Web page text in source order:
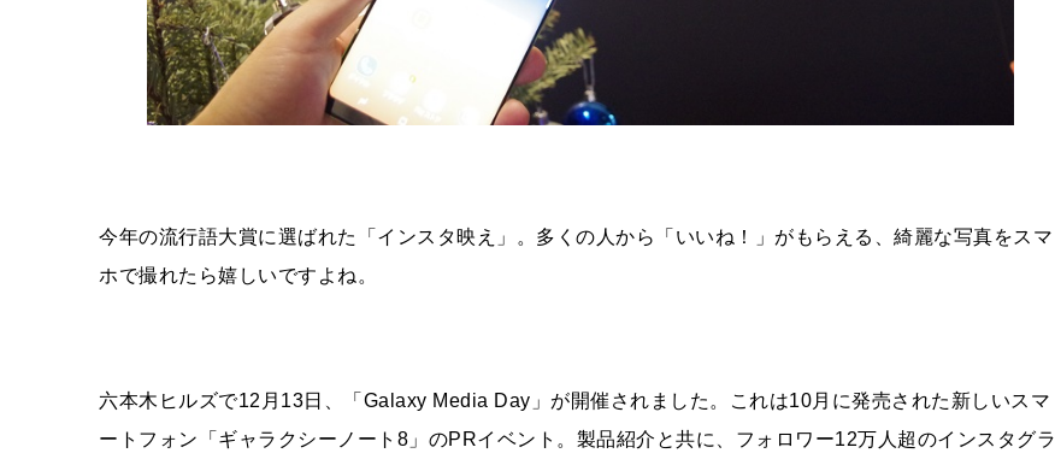
今年の流行語大賞に選ばれた「インスタ映え」。多くの人から「いいね！」がもらえる、綺麗な写真をスマ
ホで撮れたら嬉しいですよね。
六本木ヒルズで12月13日、「Galaxy Media Day」が開催されました。これは10月に発売された新しいスマ
ートフォン「ギャラクシーノート8」のPRイベント。製品紹介と共に、フォロワー12万人超のインスタグラ